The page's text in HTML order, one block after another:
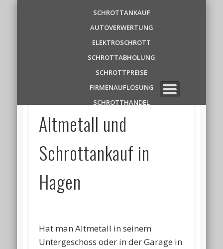
Schrottankauf
Zentrale
✆ 0 1 5 2 1 7 8 6 3 9 1 1
SCHROTTANKAUF
AUTOVERWERTUNG
ELEKTROSCHROTT
SCHROTTABHOLUNG
SCHROTTPREISE
FIRMENAUFLÖSUNG
SCHROTTHANDEL
Altmetall und
Schrottankauf in
Hagen
Hat man Altmetall in seinem
Untergeschoss oder in der Garage in